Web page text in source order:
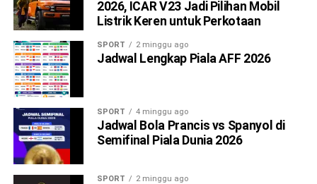
2026, ICAR V23 Jadi Pilihan Mobil
Listrik Keren untuk Perkotaan
SPORT 2 minggu ago
Jadwal Lengkap Piala AFF 2026
SPORT 4 minggu ago
Jadwal Bola Prancis vs Spanyol di
Semifinal Piala Dunia 2026
SPORT 2 minggu ago